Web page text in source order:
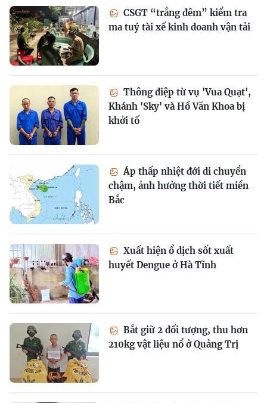
CSGT “trắng đêm” kiểm tra
ma tuý tài xế kinh doanh vận tải
Thông điệp từ vụ 'Vua Quạt',
Khánh 'Sky' và Hồ Văn Khoa bị
khởi tố
Áp thấp nhiệt đới di chuyển
chậm, ảnh hưởng thời tiết miền
Bắc
Xuất hiện ổ dịch sốt xuất
huyết Dengue ở Hà Tĩnh
Bắt giữ 2 đối tượng, thu hơn
210kg vật liệu nổ ở Quảng Trị